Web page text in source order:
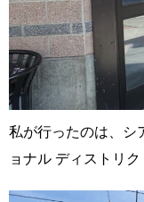
私が行ったのは、シ
ョナル ディストリク